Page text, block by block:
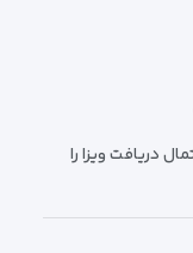
دریافت ویزا را